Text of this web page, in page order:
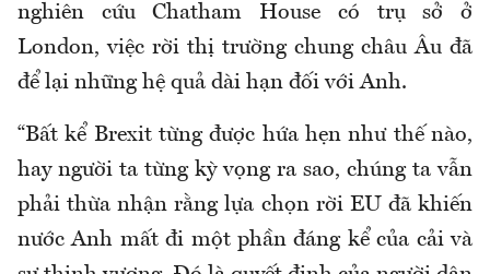
nghiên cứu Chatham House có trụ sở ở
London, việc rời thị trường chung châu Âu đã
để lại những hệ quả dài hạn đối với Anh.
“Bất kể Brexit từng được hứa hẹn như thế nào,
hay người ta từng kỳ vọng ra sao, chúng ta vẫn
phải thừa nhận rằng lựa chọn rời EU đã khiến
nước Anh mất đi một phần đáng kể của cải và